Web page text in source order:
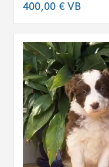
400,00 €VB